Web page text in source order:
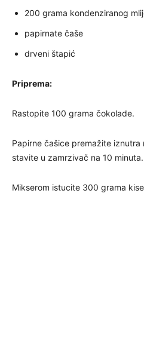
200 grama kondenziranog
papirnate čaše
drveni štapić
Priprema:
Rastopite 100 grama čokolade.
Papirne čašice premažite iznutra
stavite u zamrzivač na 10 minuta.
Mikserom istucite 300 grama